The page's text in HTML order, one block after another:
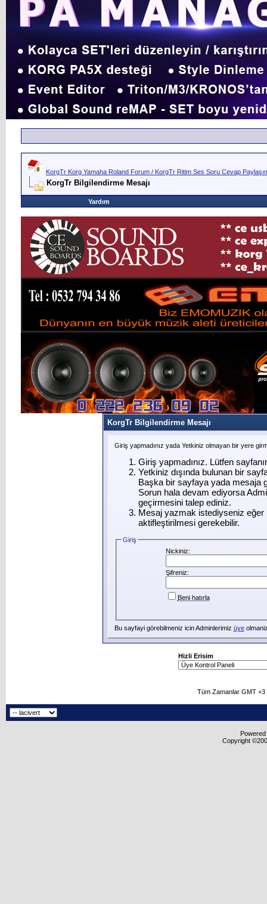
KorgTr Korg Yamaha Roland Forum / KorgTr Ritim Ses Soru Cevap
KorgTr Bilgilendirme Mesajı
Yardım
KorgTr Bilgilendirme Mesajı
Giriş yapmadınız yada Yetkiniz olmayan bir yere
Giriş yapmadınız. Lütfen
Yetkiniz dışında bulunan bir
Başka bir sayfaya yada mesaja
Sorun hala devam ediyorsa
geçirmesini talep ediniz.
Mesaj yazmak istediyseniz eğer
aktifleştirilmesi gerekebilir.
Giriş
Nickiniz:
Şifreniz:
Beni hatırla
Bu sayfayi görebilmeniz icin Adminlerimiz üye
Hizli Erisim
Tüm Zamanlar GMT
Copyright